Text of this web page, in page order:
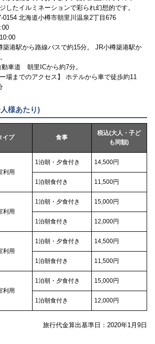
したイルミネーションで彩られ幻想的です。
北海道小樽市朝里川温泉2丁目676
築港駅から路線バスで約15分。 JR小樽築港駅か
里ICから約7分。
場までのアクセス】 ホテルから車で徒歩約11
様あたり)
イプ 食事
税込(大人・子ど
も同額)
利用
1泊朝・夕食付き 14,500円
1泊朝食付き 11,500円
利用
1泊朝・夕食付き 15,000円
1泊朝食付き 12,000円
利用
1泊朝・夕食付き 14,500円
1泊朝食付き 11,500円
利用
1泊朝・夕食付き 15,000円
1泊朝食付き 12,000円
旅行代金算出基準日：2020年1月9日